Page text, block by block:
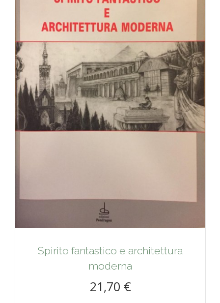
Spirito fantastico e architettura
moderna
21,70 €